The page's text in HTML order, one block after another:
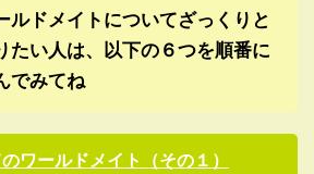
ルドメイトについてざっくりと
たい人は、以下の６つを順番に
でみてね
ワールドメイト（その１）